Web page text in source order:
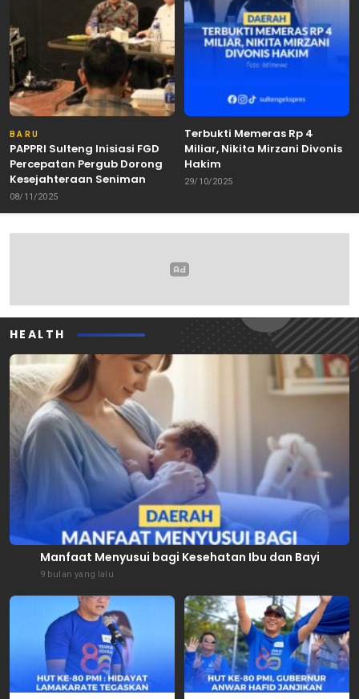
BARU
PAPPRI Sulteng Inisiasi FGD
Percepatan Pergub Dorong
Kesejahteraan Seniman
08/11/2025
Terbukti Memeras Rp 4
Miliar, Nikita Mirzani Divonis
Hakim
29/10/2025
HEALTH
Manfaat Menyusui bagi Kesehatan Ibu dan Bayi
9 bulan yang lalu